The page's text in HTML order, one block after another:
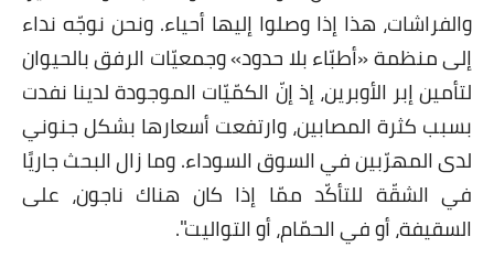
والفراشات، هذا إذا وصلوا إليها أحياء. ونحن نوجّه نداء
إلى منظمة «أطبّاء بلا حدود» وجمعيّات الرفق بالحيوان
لتأمين إبر الأوبرين، إذ إنّ الكمّيّات الموجودة لدينا نفدت
بسبب كثرة المصابين، وارتفعت أسعارها بشكل جنوني
لدى المهرّبين في السوق السوداء. وما زال البحث جاريًا
في الشقّة للتأكّد ممّا إذا كان هناك ناجون، على
السقيفة، أو في الحمّام، أو التواليت".